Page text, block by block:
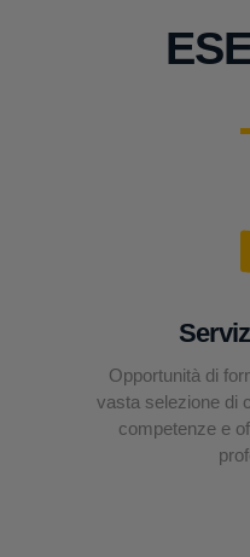
Opportunità di
vasta selezione di
competenze e